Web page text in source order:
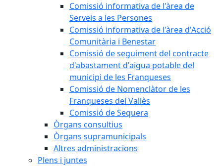
Comissió informativa de l'àrea de
Serveis a les Persones
Comissió informativa de l'àrea d'Acció
Comunitària i Benestar
Comissió de seguiment del contracte
d'abastament d'aigua potable del
municipi de les Franqueses
Comissió de Nomenclàtor de les
Franqueses del Vallès
Comissió de Sequera
Òrgans consultius
Òrgans supramunicipals
Altres administracions
Plens i juntes